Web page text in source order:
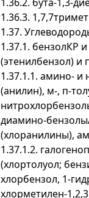
1.36.2. бута-1,3-
1.36.3.
1.37.
1.37.1. бензолКР
(этенилбензол) и
1.37.1.1. амино- и
(анилин), м-, п-
диамино-
(хлоранилины),
1.37.1.2.
(хлортолуол;
хлорбензол, 1-
хлорметилен-